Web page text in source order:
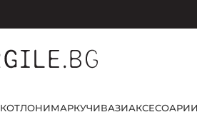
КОТЛОНИМАРКУЧИВАЗИАКСЕСОАРИ